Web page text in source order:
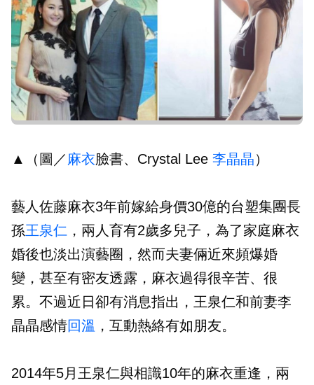
▲（圖／ 麻衣臉書、Crystal Lee 李晶晶）
藝人佐藤麻衣3年前嫁給身價30億的台塑集團長
孫王泉仁 ，兩人育有2歲多兒子，為了家庭麻衣
婚後也淡出演藝圈，然而夫妻倆近來頻爆婚
變，甚至有密友透露，麻衣過得很辛苦、很
累。不過近日卻有消息指出，王泉仁和前妻李
晶晶感情回溫 ，互動熱絡有如朋友。
2014年5月王泉仁與相識10年的麻衣重逢，兩